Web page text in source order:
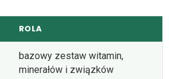
ROLA
bazowy zestaw witamin,
minerałów i związków